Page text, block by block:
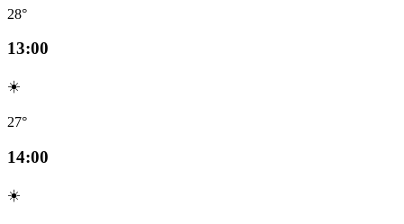
28°
13:00
☀️
27°
14:00
☀️